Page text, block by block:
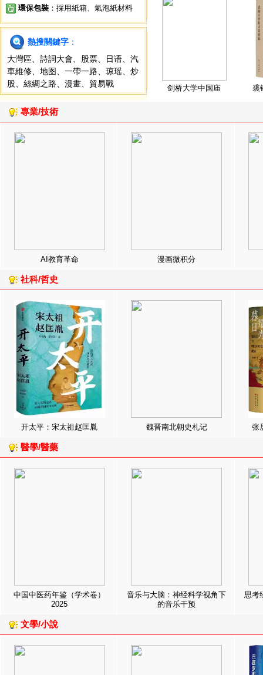
環保包裝 ：採用紙箱、氣泡紙材料
熱搜關鍵字 ：
大灣區
詩詞大會 股票 日语
汽
車維修
地图 一帶一路 琼瑶
炒
股
絲綢之路 漫畫 貿易戰 剑桥大学中国庙 裘
專業/技術
AI教育革命 漫画微积分
社科/哲史
开太平：宋太祖赵匡胤 魏晋南北朝史札记 张
醫學/醫藥
中国中医药年鉴（学术卷）
2025
音乐与大脑：神经科学视角下
的音乐干预
思考
文學/小說